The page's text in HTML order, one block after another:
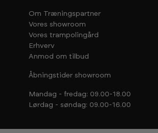
Om Træningspartner
Vores showroom
Vores trampolingård
Erhverv
Anmod om tilbud
Åbningstider showroom
Mandag - fredag: 09.00-18.00
Lørdag - søndag: 09.00-16.00